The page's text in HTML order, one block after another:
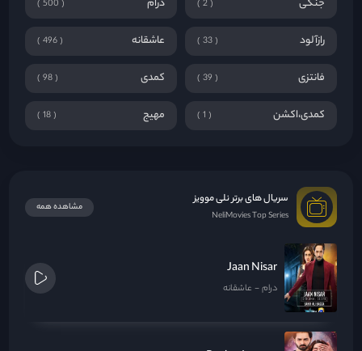
جنگی 2 درام 500
رازآلود 33 عاشقانه 496
فانتزی 39 کمدی 98
کمدی،اکشن 1 مهیج 18
سریال های برتر نلی موویز
NeliMovies Top Series
مشاهده همه
Jaan Nisar
درام عاشقانه